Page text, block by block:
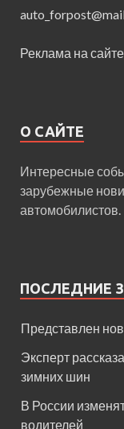
Реклама на сайте
О САЙТЕ
Интересные
зарубежные
автомобилистов.
ПОСЛЕДНИЕ
Представлен
Эксперт
зимних шин
В России
водителей